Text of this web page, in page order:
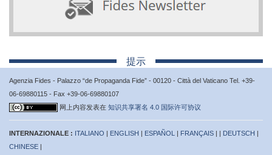
提示
Agenzia Fides - Palazzo “de Propaganda Fide” - 00120 - Città del Vaticano Tel. +39-
06-69880115 - Fax +39-06-69880107
网上内容发表在 知识共享署名 4.0 国际许可协议
INTERNAZIONALE : ITALIANO | ENGLISH | ESPAÑOL | FRANÇAIS | | DEUTSCH |
CHINESE |